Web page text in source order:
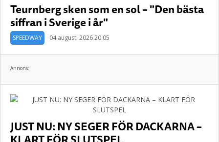
Teurnberg sken som en sol – "Den bästa
siffran i Sverige i år"
SPEEDWAY 04 augusti 2026 20.05
Annons:
JUST NU: NY SEGER FÖR DACKARNA –